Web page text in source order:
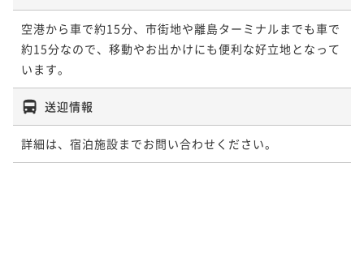
空港から車で約15分、市街地や離島ターミナルまでも車で
約15分なので、移動やお出かけにも便利な好立地となって
います。
送迎情報
詳細は、宿泊施設までお問い合わせください。